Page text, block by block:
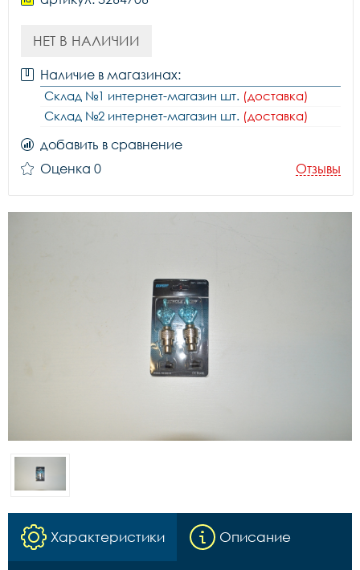
НЕТ В НАЛИЧИИ
Наличие в магазинах:
Склад №1 интернет-магазин шт. (доставка)
Склад №2 интернет-магазин шт. (доставка)
добавить в сравнение
Оценка 0
Отзывы
Характеристики Описание